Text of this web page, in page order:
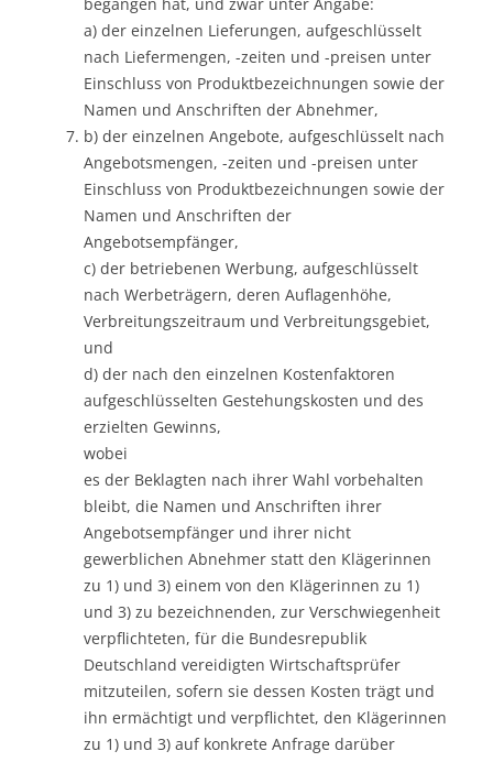
a) der einzelnen Lieferungen, aufgeschlüsselt
nach Liefermengen, -zeiten und -preisen unter
Einschluss von Produktbezeichnungen sowie der
Namen und Anschriften der Abnehmer,
b) der einzelnen Angebote, aufgeschlüsselt nach
Angebotsmengen, -zeiten und -preisen unter
Einschluss von Produktbezeichnungen sowie der
Namen und Anschriften der
Angebotsempfänger,
c) der betriebenen Werbung, aufgeschlüsselt
nach Werbeträgern, deren Auflagenhöhe,
Verbreitungszeitraum und Verbreitungsgebiet,
und
d) der nach den einzelnen Kostenfaktoren
aufgeschlüsselten Gestehungskosten und des
erzielten Gewinns,
wobei
es der Beklagten nach ihrer Wahl vorbehalten
bleibt, die Namen und Anschriften ihrer
Angebotsempfänger und ihrer nicht
gewerblichen Abnehmer statt den Klägerinnen
zu 1) und 3) einem von den Klägerinnen zu 1)
und 3) zu bezeichnenden, zur Verschwiegenheit
verpflichteten, für die Bundesrepublik
Deutschland vereidigten Wirtschaftsprüfer
mitzuteilen, sofern sie dessen Kosten trägt und
ihn ermächtigt und verpflichtet, den Klägerinnen
zu 1) und 3) auf konkrete Anfrage darüber